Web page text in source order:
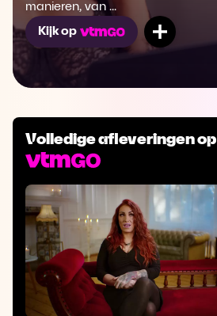
manieren, van ...
Kijk op
Volledige afleveringen op